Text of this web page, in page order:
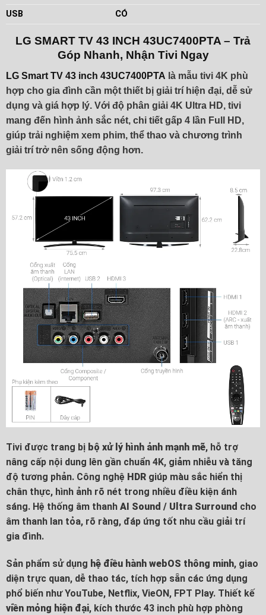
USB
CÓ
LG SMART TV 43 INCH 43UC7400PTA – Trả
Góp Nhanh, Nhận Tivi Ngay
LG Smart TV 43 inch 43UC7400PTA là mẫu tivi 4K phù
hợp cho gia đình cần một thiết bị giải trí hiện đại, dễ sử
dụng và giá hợp lý. Với độ phân giải 4K Ultra HD, tivi
mang đến hình ảnh sắc nét, chi tiết gấp 4 lần Full HD,
giúp trải nghiệm xem phim, thể thao và chương trình
giải trí trở nên sống động hơn.
Tivi được trang bị bộ xử lý hình ảnh mạnh mẽ, hỗ trợ
nâng cấp nội dung lên gần chuẩn 4K, giảm nhiễu và tăng
độ tương phản. Công nghệ HDR giúp màu sắc hiển thị
chân thực, hình ảnh rõ nét trong nhiều điều kiện ánh
sáng. Hệ thống âm thanh AI Sound / Ultra Surround cho
âm thanh lan tỏa, rõ ràng, đáp ứng tốt nhu cầu giải trí
gia đình.
Sản phẩm sử dụng hệ điều hành webOS thông minh, giao
diện trực quan, dễ thao tác, tích hợp sẵn các ứng dụng
phổ biến như YouTube, Netflix, VieON, FPT Play. Thiết kế
viền mỏng hiện đại, kích thước 43 inch phù hợp phòng